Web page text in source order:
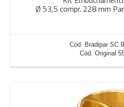
Ø 53,5 compr. 228 mm
Cód. Bradipar
Cód. Original